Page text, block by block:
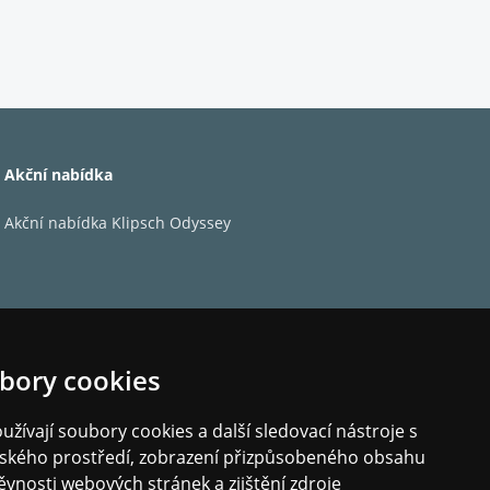
cookies
soubory cookies a další sledovací nástroje s
prostředí, zobrazení přizpůsobeného obsahu
webových stránek a zjištění zdroje
přetváří nejen vaše milované klasiky, ale
kvality 4K.
Akční nabídka
Akční nabídka Klipsch Odyssey